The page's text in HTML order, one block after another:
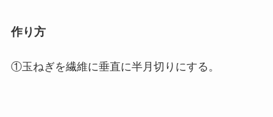
作り方
①玉ねぎを繊維に垂直に半月切りにする。